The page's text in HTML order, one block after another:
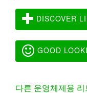
DISCOVER
GOOD
다른 운영체제용